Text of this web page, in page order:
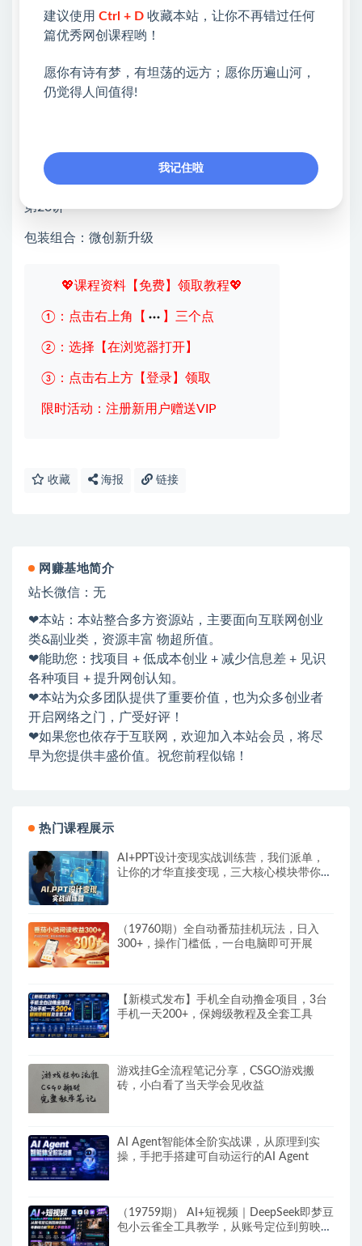
第17讲
第18讲
打开方式：微创新升级
第20讲
包装组合：微创新升级
💖课程资料【免费】领取教程💖
①：点击右上角【 】三个点
②：选择【在浏览器打开】
③：点击右上方【登录】领取
限时活动：注册新用户赠送VIP
收藏 海报 链接
网赚基地简介
站长微信：无
❤本站：本站整合多方资源站，主要面向互联网创业
类&副业类，资源丰富 物超所值。
❤能助您：找项目 + 低成本创业 + 减少信息差 + 见识
各种项目 + 提升网创认知。
❤本站为众多团队提供了重要价值，也为众多创业者
开启网络之门，广受好评！
❤如果您也依存于互联网，欢迎加入本站会员，将尽
早为您提供丰盛价值。祝您前程似锦！
热门课程展示
AI+PPT设计变现实战训练营，我们派单，
让你的才华直接变现，三大核心模块带你构
（19760期）全自动番茄挂机玩法，日入
300+，操作门槛低，一台电脑即可开展
【新模式发布】手机全自动撸金项目，3台
手机一天200+，保姆级教程及全套工具
游戏挂G全流程笔记分享，CSGO游戏搬
砖，小白看了当天学会见收益
AI Agent智能体全阶实战课，从原理到实
操，手把手搭建可自动运行的AI Agent
（19759期） AI+短视频｜DeepSeek即梦豆
包小云雀全工具教学，从账号定位到剪映剪
建议使用 Ctrl + D 收藏本站，让你不再错过任何
篇优秀网创课程哟！
愿你有诗有梦，有坦荡的远方；愿你历遍山河，
仍觉得人间值得!
我记住啦